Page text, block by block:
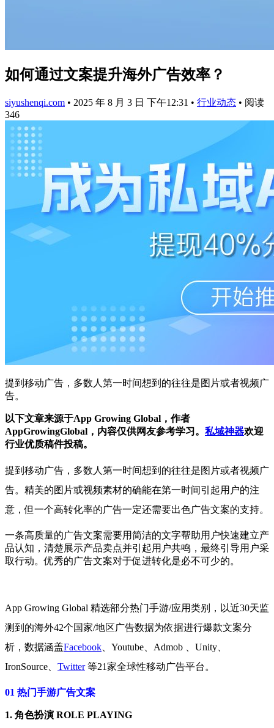
如何通过文案提升海外广告效率？
siyushenqi.com • 2025 年 8 月 3 日 下午12:31 • 行业动态 • 阅读
346
提到移动广告，多数人第一时间想到的往往是图片或者视频广
告。
以下文章来源于App Growing Global，作者
AppGrowingGlobal，内容仅供网友参考学习。 私域神器欢迎
行业优质稿件投稿。
提到移动广告，多数人第一时间想到的往往是图片或者视频广
告。精美的图片或视频素材的确能在第一时间引起用户的注
意，但一个高转化率的广告一定还需要出色广告文案的支持。
一条高质量的广告文案需要用简洁的文字帮助用户快速建立产
品认知，清楚展示产品卖点并引起用户共鸣，最终引导用户采
取行动。优秀的广告文案对于促进转化是必不可少的。
App Growing Global 精选部分热门手游/应用类别，以近30天监
测到的海外42个国家/地区广告数据为依据进行爆款文案分
析，数据涵盖Facebook 、Youtube、Admob 、Unity、
IronSource、 Twitter等21家全球性移动广告平台。
01 热门手游广告文案
1. 角色扮演 ROLE PLAYING